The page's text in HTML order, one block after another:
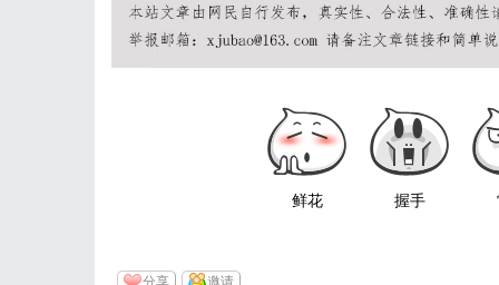
鲜花 握手
分享 邀请